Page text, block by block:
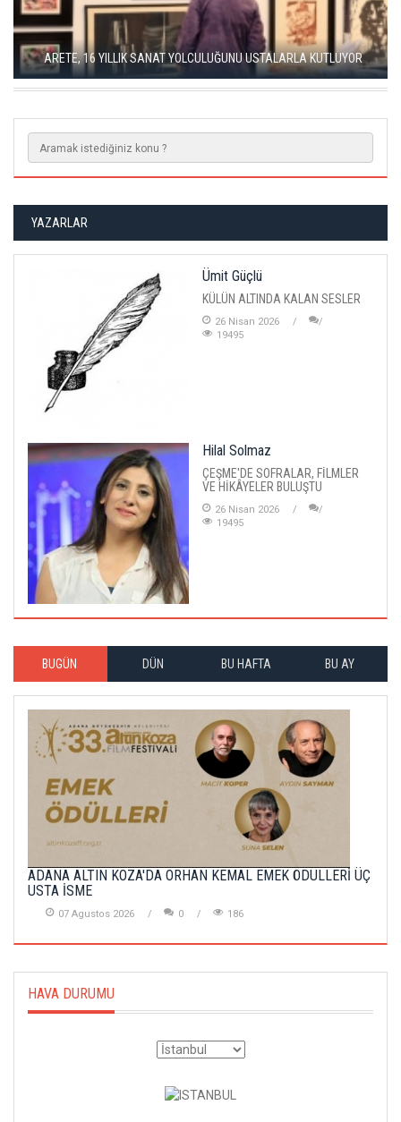
SEÇKİN PİRİM İLE ŞEREFİYE SARNICI'NDA "DÜN İLE BUGÜN"
SERGİSİ
YAZARLAR
Ümit Güçlü
KÜLÜN ALTINDA KALAN SESLER
26 Nisan 2026
19495
Hilal Solmaz
ÇEŞME'DE SOFRALAR, FİLMLER
VE HİKÂYELER BULUŞTU
26 Nisan 2026
19495
BUGÜN DÜN BU HAFTA BU AY
ADANA ALTIN KOZA'DA ORHAN KEMAL EMEK ÖDÜLLERİ ÜÇ
USTA İSME
07 Agustos 2026 0 186
HAVA DURUMU